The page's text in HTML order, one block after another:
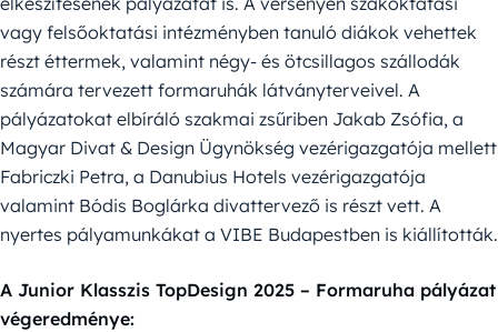
vagy felsőoktatási intézményben tanuló diákok vehettek
részt éttermek, valamint négy- és ötcsillagos szállodák
számára tervezett formaruhák látványterveivel. A
pályázatokat elbíráló szakmai zsűriben Jakab Zsófia, a
Magyar Divat & Design Ügynökség vezérigazgatója mellett
Fabriczki Petra, a Danubius Hotels vezérigazgatója
valamint Bódis Boglárka divattervező is részt vett. A
nyertes pályamunkákat a VIBE Budapestben is kiállították.
A Junior Klasszis TopDesign 2025 – Formaruha pályázat
végeredménye: